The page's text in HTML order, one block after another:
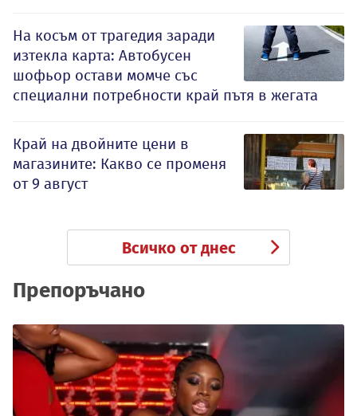
На косъм от трагедия заради
изтекла карта: Автобусен
шофьор остави момче със
специални потребности край пътя в жегата
Край на двойните цени в
магазините: Какво се променя
от 9 август
Всичко от днес
Препоръчано